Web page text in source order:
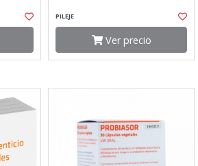
PILEJE
Ver precio